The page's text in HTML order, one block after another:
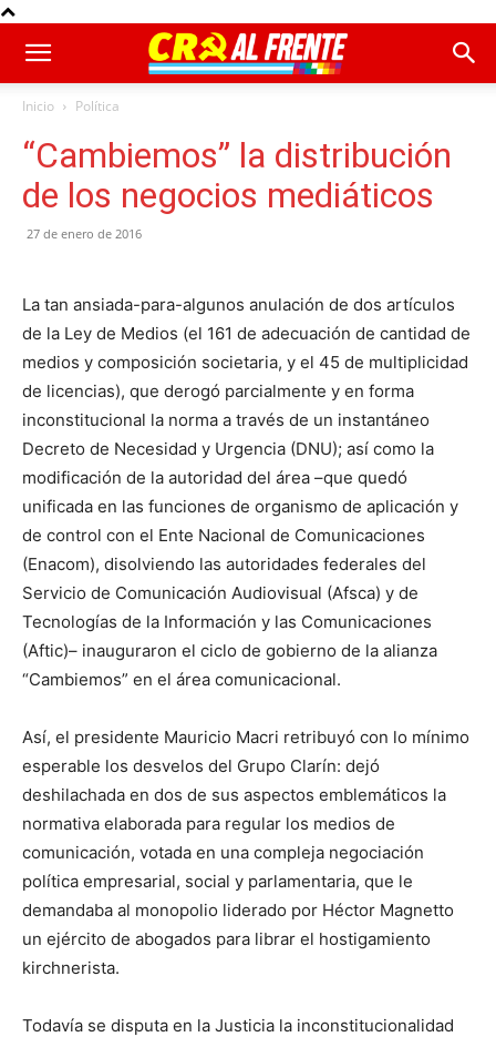
Inicio Política
“Cambiemos” la distribución
de los negocios mediáticos
27 de enero de 2016
La tan ansiada-para-algunos anulación de dos artículos
de la Ley de Medios (el 161 de adecuación de cantidad de
medios y composición societaria, y el 45 de multiplicidad
de licencias), que derogó parcialmente y en forma
inconstitucional la norma a través de un instantáneo
Decreto de Necesidad y Urgencia (DNU); así como la
modificación de la autoridad del área –que quedó
unificada en las funciones de organismo de aplicación y
de control con el Ente Nacional de Comunicaciones
(Enacom), disolviendo las autoridades federales del
Servicio de Comunicación Audiovisual (Afsca) y de
Tecnologías de la Información y las Comunicaciones
(Aftic)– inauguraron el ciclo de gobierno de la alianza
“Cambiemos” en el área comunicacional.
Así, el presidente Mauricio Macri retribuyó con lo mínimo
esperable los desvelos del Grupo Clarín: dejó
deshilachada en dos de sus aspectos emblemáticos la
normativa elaborada para regular los medios de
comunicación, votada en una compleja negociación
política empresarial, social y parlamentaria, que le
demandaba al monopolio liderado por Héctor Magnetto
un ejército de abogados para librar el hostigamiento
kirchnerista.
Todavía se disputa en la Justicia la inconstitucionalidad